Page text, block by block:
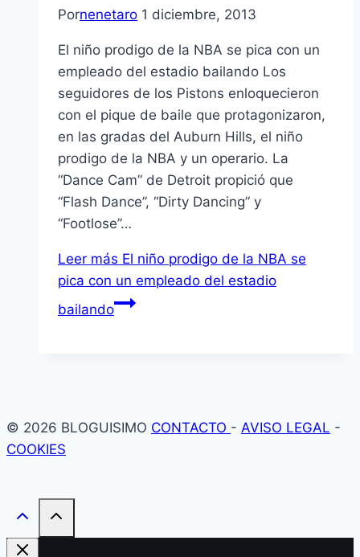
Pornenetaro 1 diciembre, 2013
El niño prodigo de la NBA se pica con un
empleado del estadio bailando Los
seguidores de los Pistons enloquecieron
con el pique de baile que protagonizaron,
en las gradas del Auburn Hills, el niño
prodigo de la NBA y un operario. La
“Dance Cam” de Detroit propició que
“Flash Dance”, “Dirty Dancing” y
“Footlose”…
Leer más El niño prodigo de la NBA se
pica con un empleado del estadio
bailando
© 2026 BLOGUISIMO CONTACTO - AVISO LEGAL -
COOKIES